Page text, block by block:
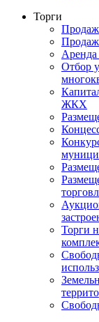
Торги
Отбор
ЖКХ
Торги